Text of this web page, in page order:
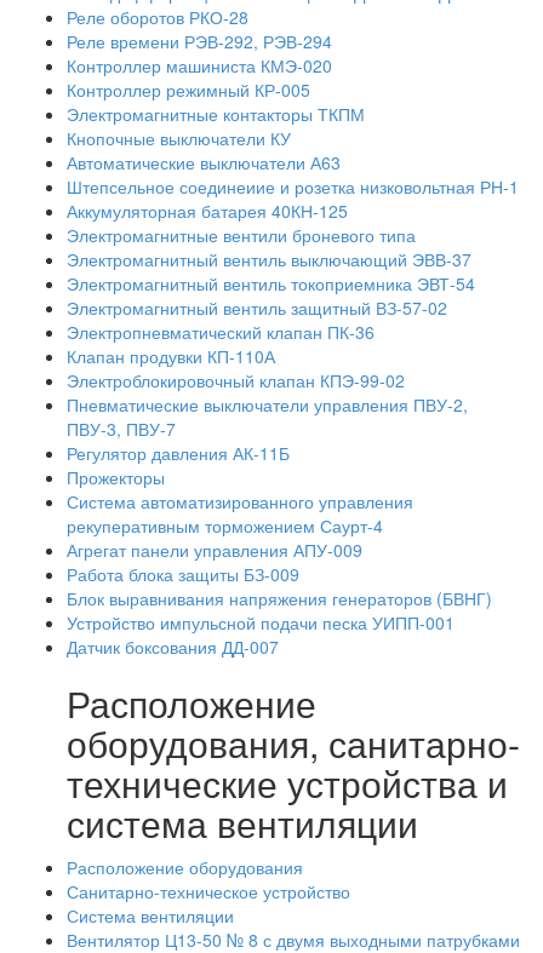
Реле оборотов РКО-28
Реле времени РЭВ-292, РЭВ-294
Контроллер машиниста КМЭ-020
Контроллер режимный КР-005
Электромагнитные контакторы ТКПМ
Кнопочные выключатели КУ
Автоматические выключатели А63
Штепсельное соединеиие и розетка низковольтная РН-1
Аккумуляторная батарея 40КН-125
Электромагнитные вентили броневого типа
Электромагнитный вентиль выключающий ЭВВ-37
Электромагнитный вентиль токоприемника ЭВТ-54
Электромагнитный вентиль защитный ВЗ-57-02
Электропневматический клапан ПК-36
Клапан продувки КП-110А
Электроблокировочный клапан КПЭ-99-02
Пневматические выключатели управления ПВУ-2,
ПВУ-3, ПВУ-7
Регулятор давления АК-11Б
Прожекторы
Система автоматизированного управления
рекуперативным торможением Саурт-4
Агрегат панели управления АПУ-009
Работа блока защиты БЗ-009
Блок выравнивания напряжения генераторов (БВНГ)
Устройство импульсной подачи песка УИПП-001
Датчик боксования ДД-007
Расположение
оборудования, санитарно-
технические устройства и
система вентиляции
Расположение оборудования
Санитарно-техническое устройство
Система вентиляции
Вентилятор Ц13-50 № 8 с двумя выходными патрубками